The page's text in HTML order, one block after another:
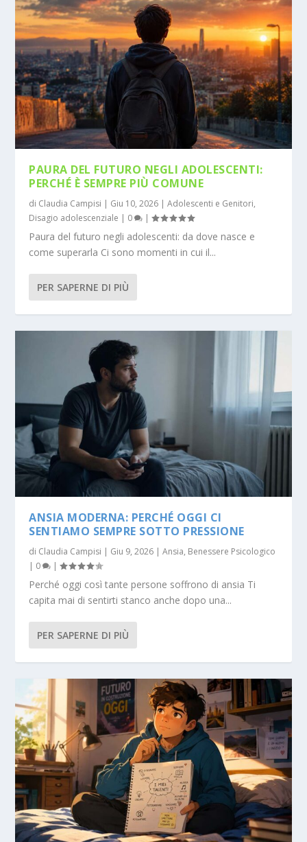
PAURA DEL FUTURO NEGLI ADOLESCENTI:
PERCHÉ È SEMPRE PIÙ COMUNE
di Claudia Campisi | Giu 10, 2026 |Adolescenti e Genitori,
Disagio adolescenziale | 0 |
Paura del futuro negli adolescenti: da dove nasce e
come superarla Ci sono momenti in cui il...
PER SAPERNE DI PIÙ
ANSIA MODERNA: PERCHÉ OGGI CI
SENTIAMO SEMPRE SOTTO PRESSIONE
di Claudia Campisi | Giu 9, 2026 |Ansia, Benessere Psicologico
| 0 |
Perché oggi così tante persone soffrono di ansia Ti
capita mai di sentirti stanco anche dopo una...
PER SAPERNE DI PIÙ